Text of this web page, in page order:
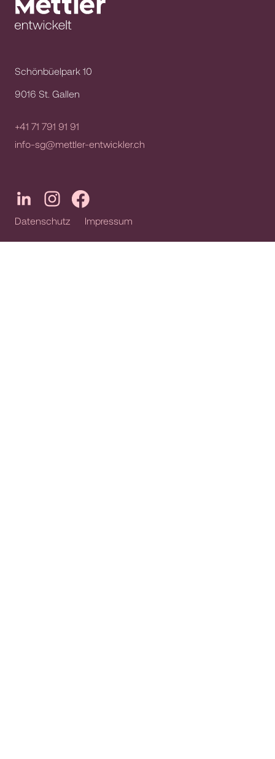
Schönbüelpark 10
9016 St. Gallen
+41 71 791 91 91
info-sg@mettler-entwickler.ch
Datenschutz Impressum